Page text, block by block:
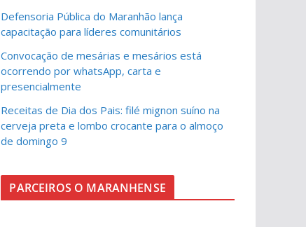
Defensoria Pública do Maranhão lança
capacitação para líderes comunitários
Convocação de mesárias e mesários está
ocorrendo por whatsApp, carta e
presencialmente
Receitas de Dia dos Pais: filé mignon suíno na
cerveja preta e lombo crocante para o almoço
de domingo 9
PARCEIROS O MARANHENSE